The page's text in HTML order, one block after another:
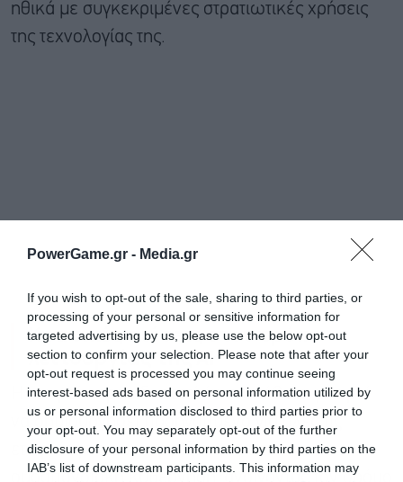
PowerGame.gr - Media.gr
If you wish to opt-out of the sale, sharing to third parties, or
processing of your personal or sensitive information for
targeted advertising by us, please use the below opt-out
section to confirm your selection. Please note that after your
opt-out request is processed you may continue seeing
interest-based ads based on personal information utilized by
us or personal information disclosed to third parties prior to
your opt-out. You may separately opt-out of the further
disclosure of your personal information by third parties on the
IAB’s list of downstream participants. This information may
ηθικά με συγκεκριμένες στρατιωτικές χρήσεις
της τεχνολογίας της.
Κρατικές πιέσεις στον τρόπο
λειτουργίας της ΑΙ
Η εταιρεία προειδοποιεί ότι η υπόθεση μπορεί
να δημιουργήσει προηγούμενο για όλες τις
εταιρείες που συνεργάζονται με την
ομοσπονδιακή κυβέρνηση, ανοίγοντας τον δρόμο